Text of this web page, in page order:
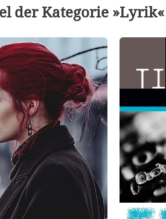
der Kategorie »Lyrik«